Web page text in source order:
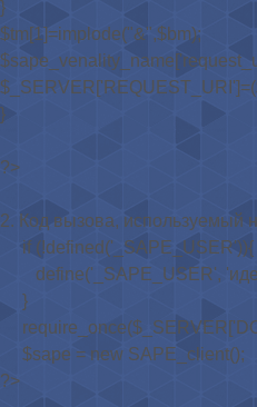
}
$tm[1]=implode("&",$bm);
}
?>
2. Код вызова, используемый
if (!defined('_SAPE_USER')){
define('_SAPE_USER',
}
$sape = new SAPE_client();
?>